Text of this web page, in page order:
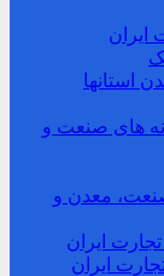
ایران
استانها
های صنعت و
معدن و
ایران
ایران